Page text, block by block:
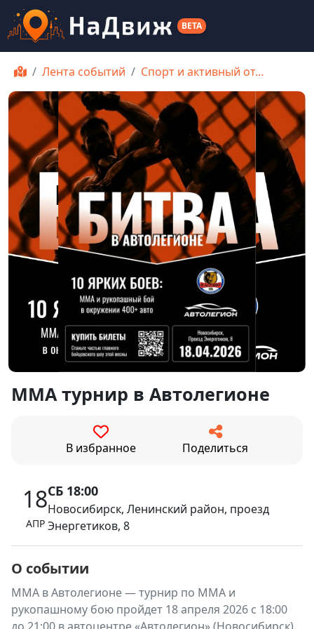
BETA
Лента событий Спорт и активный от…
ММА турнир в Автолегионе
В избранное Поделиться
18
АПР
СБ 18:00
Новосибирск, Ленинский район, проезд
Энергетиков, 8
О событии
ММА в Автолегионе — турнир по ММА и
рукопашному бою пройдет 18 апреля 2026 с 18:00